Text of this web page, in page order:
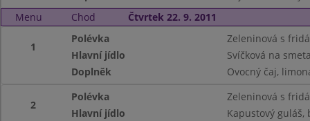
Menu
Chod Čtvrtek 22. 9. 2011
1
Polévka
Zeleninová s
Hlavní jídlo
Svíčková na
Doplněk
Ovocný čaj,
2
Polévka
Zeleninová s
Hlavní jídlo
Kapustový guláš,